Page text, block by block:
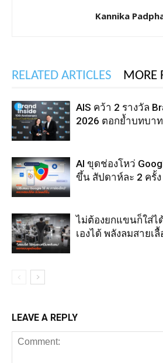
Kannika
RELATED ARTICLES MORE
AIS คว้า 2 รางวัล
2026 ตอกย้ำบทบา
AI ขุดช่องโหว่
ขึ้น สัปดาห์ละ 2 ครั้ง
ไม่ต้องยกแขนก็ใส่ไ
เองได้ พลังลมสายเลื้
LEAVE A REPLY